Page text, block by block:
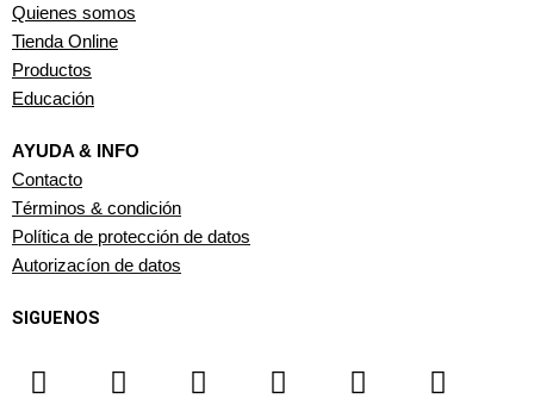
Quienes somos
Tienda Online
Productos
Educación
AYUDA & INFO
Contacto
Términos & condición
Política de protección de datos
Autorizacíon de datos
SIGUENOS
F
a
I
n
T
i
Y
o
W
h
L
i